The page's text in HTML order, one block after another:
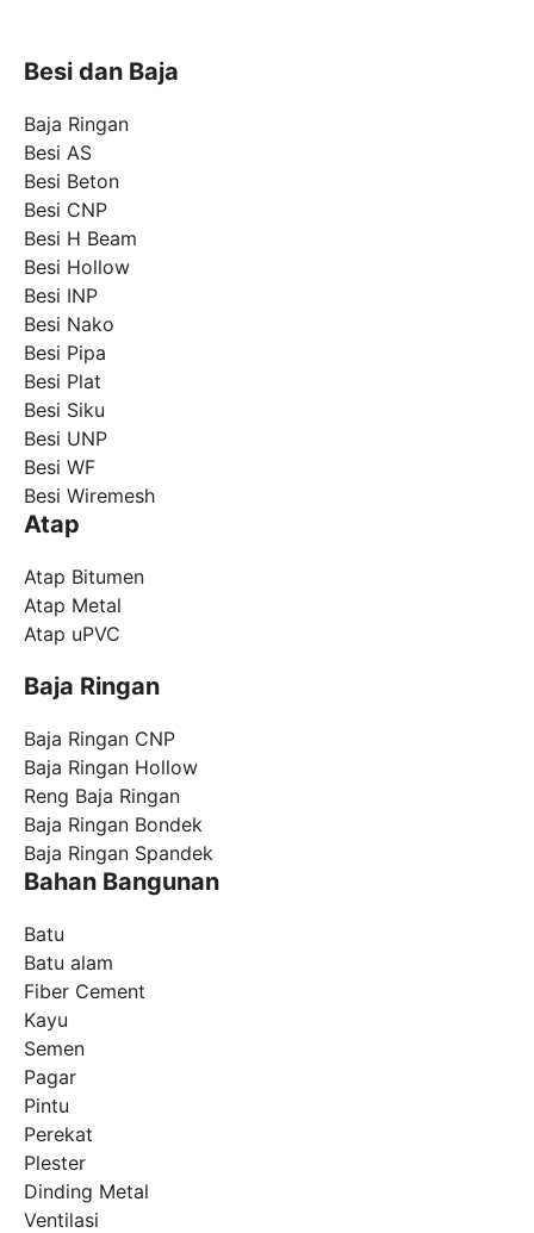
Besi dan Baja
Baja Ringan
Besi AS
Besi Beton
Besi CNP
Besi H Beam
Besi Hollow
Besi INP
Besi Nako
Besi Pipa
Besi Plat
Besi Siku
Besi UNP
Besi WF
Besi Wiremesh
Atap
Atap Bitumen
Atap Metal
Atap uPVC
Baja Ringan
Baja Ringan CNP
Baja Ringan Hollow
Reng Baja Ringan
Baja Ringan Bondek
Baja Ringan Spandek
Bahan Bangunan
Batu
Batu alam
Fiber Cement
Kayu
Semen
Pagar
Pintu
Perekat
Plester
Dinding Metal
Ventilasi